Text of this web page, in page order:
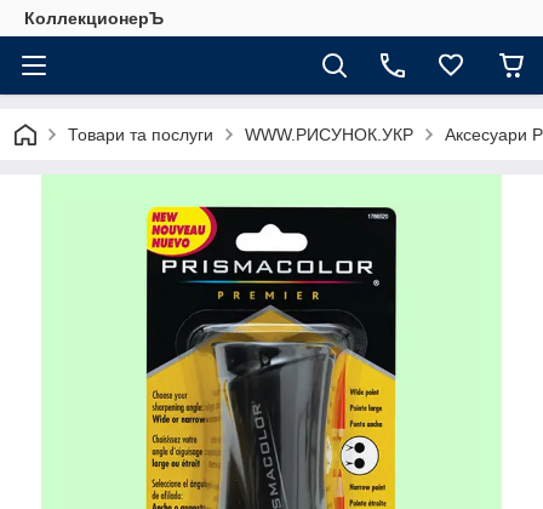
КоллекционерЪ
Товари та послуги WWW.РИСУНОК.УКР Аксесуари